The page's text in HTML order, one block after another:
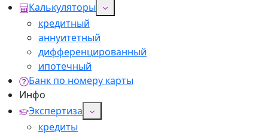
Калькуляторы
кредитный
аннуитетный
дифференцированный
ипотечный
Банк по номеру карты
Инфо
Экспертиза
кредиты